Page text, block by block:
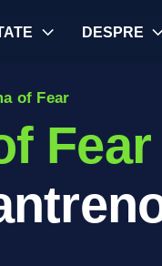
DESPRE
of Fear
Fear